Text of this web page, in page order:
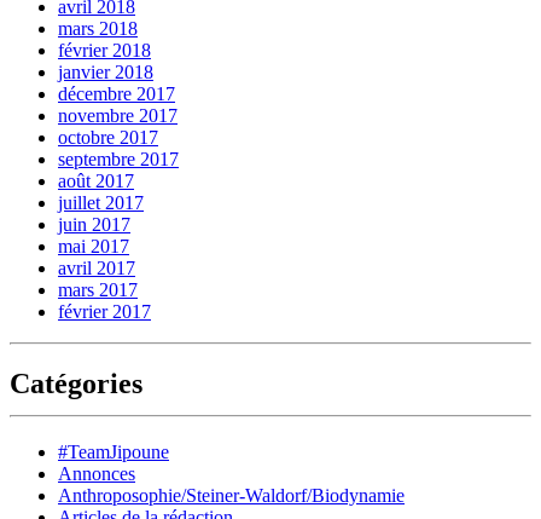
avril 2018
mars 2018
février 2018
janvier 2018
décembre 2017
novembre 2017
octobre 2017
septembre 2017
août 2017
juillet 2017
juin 2017
mai 2017
avril 2017
mars 2017
février 2017
Catégories
#TeamJipoune
Annonces
Anthroposophie/Steiner-Waldorf/Biodynamie